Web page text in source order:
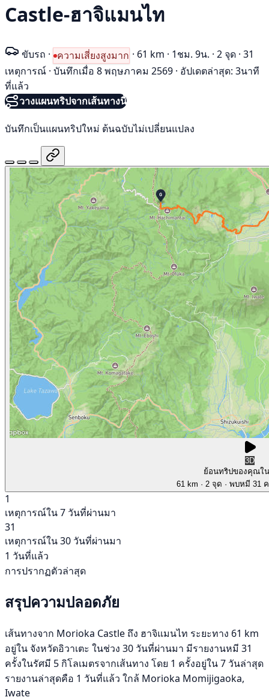
Castle-ฮาจิแมนไท
ขับรถ · ความเสี่ยงสูงมาก · 61 km · 1ชม. 9น. · 2 จุด · 31
เหตุการณ์ · บันทึกเมื่อ 8 พฤษภาคม 2569 · อัปเดตล่าสุด: 3นาที
ที่แล้ว
วางแผนทริปจากเส้นทางนี้
บันทึกเป็นแผนทริปใหม่ ต้นฉบับไม่เปลี่ยนแปลง
3D
ย้อนทริปของคุณใ
61 km · 2 จุด · พบหมี 31
1
เหตุการณ์ใน 7 วันที่ผ่านมา
31
เหตุการณ์ใน 30 วันที่ผ่านมา
1 วันที่แล้ว
การปรากฏตัวล่าสุด
สรุปความปลอดภัย
เส้นทางจาก Morioka Castle ถึง ฮาจิแมนไท ระยะทาง 61 km
อยู่ใน จังหวัดอิวาเตะ ในช่วง 30 วันที่ผ่านมา มีรายงานหมี 31
ครั้งในรัศมี 5 กิโลเมตรจากเส้นทาง โดย 1 ครั้งอยู่ใน 7 วันล่าสุด
รายงานล่าสุดคือ 1 วันที่แล้ว ใกล้ Morioka Momijigaoka,
Iwate